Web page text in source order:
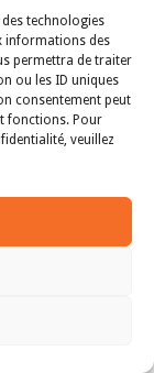
technologies
informations des
permettra de traiter
ou les ID uniques
consentement peut
fonctions. Pour
veuillez
devrait
solides, à
onusiennes.
ont été
à propos de
parties à la
a condamné la
le contexte du
1995, en raison
d’un
tout le moins